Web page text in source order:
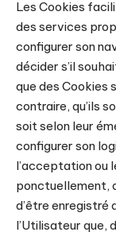
Les Cookies
des services
configurer son
décider s’il
que des Cookies
contraire, qu’ils
soit selon leur
configurer son
l’acceptation ou
ponctuellement,
d’être enregistré
l’Utilisateur que,